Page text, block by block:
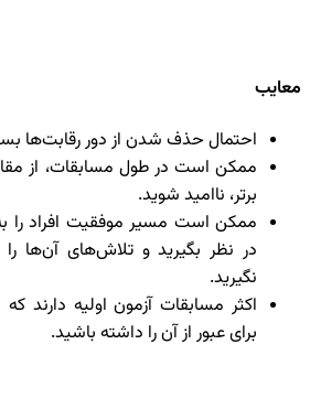
معایب
احتمال حذف شدن از دور رقابت‌ها
ممکن است در طول مسابقات، از
برتر، ناامید شوید.
ممکن است مسیر موفقیت افراد
در نظر بگیرید و تلاش‌های آن‌ها
نگیرید.
اکثر مسابقات آزمون اولیه دارند
برای عبور از آن را داشته باشید.